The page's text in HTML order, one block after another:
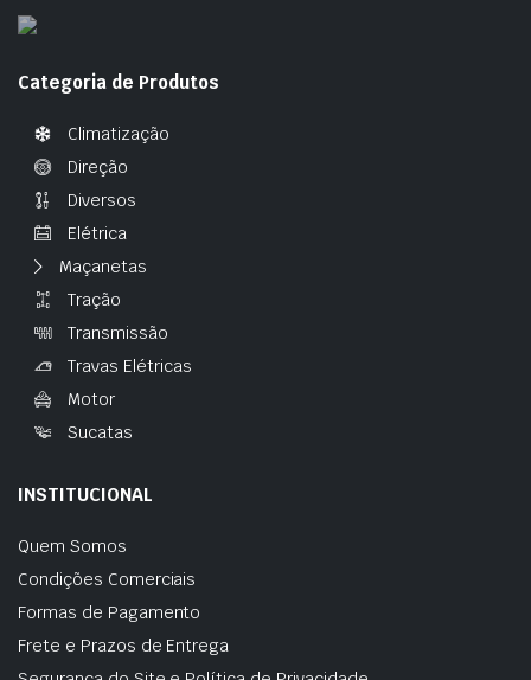
Categoria de Produtos
Climatização
Direção
Diversos
Elétrica
Maçanetas
Tração
Transmissão
Travas Elétricas
Motor
Sucatas
INSTITUCIONAL
Quem Somos
Condições Comerciais
Formas de Pagamento
Frete e Prazos de Entrega